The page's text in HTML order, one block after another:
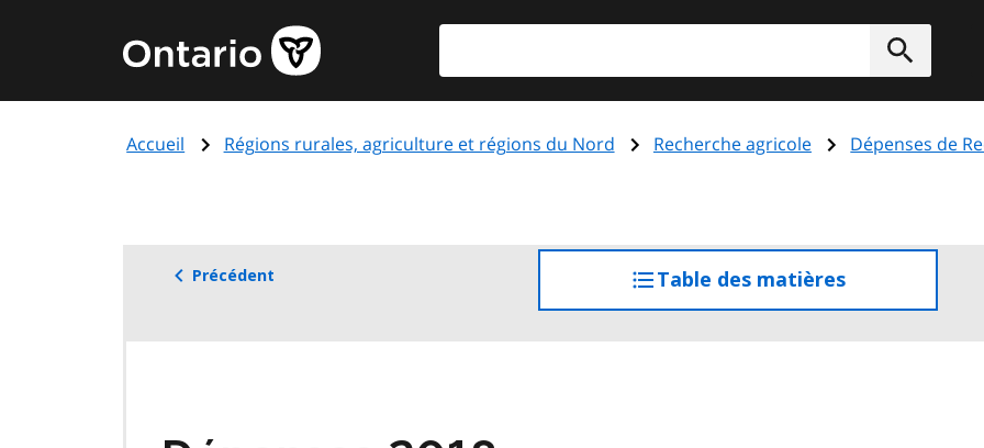
principal
Page
d'accueil
de
Accueil Régions rurales, agriculture et régions du Nord Recherche agricole Dépenses de
Précédent Table des matièresaccéder
à